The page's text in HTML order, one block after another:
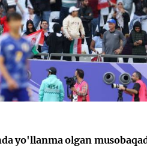
yo'llanma olgan